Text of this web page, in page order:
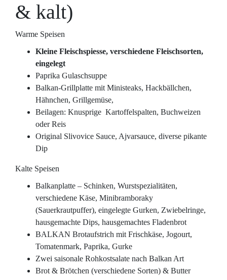
& kalt)
Warme Speisen
Kleine Fleischspiesse, verschiedene Fleischsorten,
eingelegt
Paprika Gulaschsuppe
Balkan-Grillplatte mit Ministeaks, Hackbällchen,
Hähnchen, Grillgemüse,
Beilagen: Knusprige Kartoffelspalten, Buchweizen
oder Reis
Original Slivovice Sauce, Ajvarsauce, diverse pikante
Dip
Kalte Speisen
Balkanplatte – Schinken, Wurstspezialitäten,
verschiedene Käse, Minibramboraky
(Sauerkrautpuffer), eingelegte Gurken, Zwiebelringe,
hausgemachte Dips, hausgemachtes Fladenbrot
BALKAN Brotaufstrich mit Frischkäse, Jogourt,
Tomatenmark, Paprika, Gurke
Zwei saisonale Rohkostsalate nach Balkan Art
Brot & Brötchen (verschiedene Sorten) & Butter